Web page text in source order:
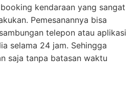
kendaraan yang sangat
Pemesanannya bisa
telepon atau aplikasi
selama 24 jam. Sehingga
saja tanpa batasan waktu